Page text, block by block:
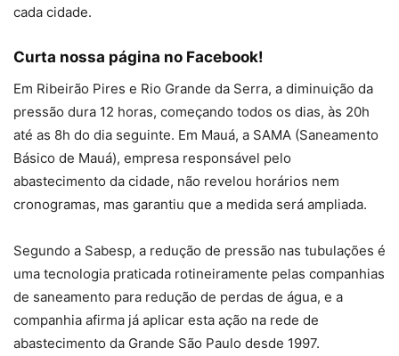
cada cidade.
Curta nossa página no Facebook!
Em Ribeirão Pires e Rio Grande da Serra, a diminuição da
pressão dura 12 horas, começando todos os dias, às 20h
até as 8h do dia seguinte. Em Mauá, a SAMA (Saneamento
Básico de Mauá), empresa responsável pelo
abastecimento da cidade, não revelou horários nem
cronogramas, mas garantiu que a medida será ampliada.
Segundo a Sabesp, a redução de pressão nas tubulações é
uma tecnologia praticada rotineiramente pelas companhias
de saneamento para redução de perdas de água, e a
companhia afirma já aplicar esta ação na rede de
abastecimento da Grande São Paulo desde 1997.